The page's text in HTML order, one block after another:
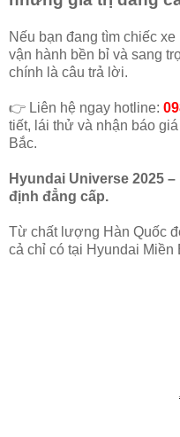
Nếu bạn đang tìm chiếc
vận hành bền bỉ và sang
chính là câu trả lời.
👉 Liên hệ ngay hotline:
tiết, lái thử và nhận báo
Bắc.
Hyundai Universe 2025
định đẳng cấp.
Từ chất lượng Hàn Quốc
cả chỉ có tại Hyundai Miền